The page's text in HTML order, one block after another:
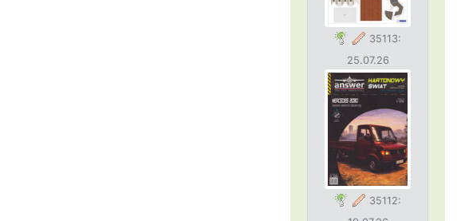
35113:
25.07.26
35112: